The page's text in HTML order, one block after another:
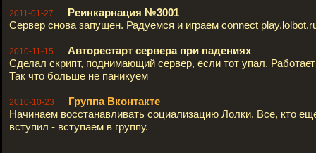
2011-01-27
Реинкарнация №3001
Сервер снова запущен. Радуемся и играем connect
2010-11-15
Авторестарт сервера при падениях
Сделал скрипт, поднимающий сервер, если тот упал.
Так что больше не паникуем
2010-10-23
Группа Вконтакте
Начинаем восстанавливать социализацию Лолки. Все, кто
вступил - вступаем в группу.